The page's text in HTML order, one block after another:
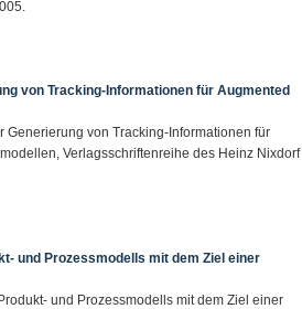
von Tracking-Informationen für Augmented
Generierung von Tracking-Informationen für
Verlagsschriftenreihe des Heinz Nixdorf
und Prozessmodells mit dem Ziel einer
und Prozessmodells mit dem Ziel einer